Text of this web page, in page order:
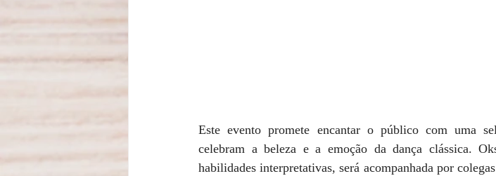
Este evento promete encantar o público com uma
celebram a beleza e a emoção da dança clássica.
habilidades interpretativas, será acompanhada por